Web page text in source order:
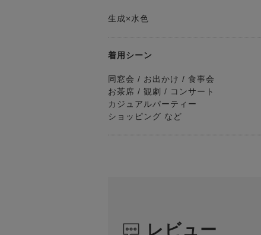
生成×水色
着用シーン
同窓会 / お出かけ / 食事会
お茶席 / 観劇 / コンサート
カジュアルパーティー
ショッピング など
レビュー